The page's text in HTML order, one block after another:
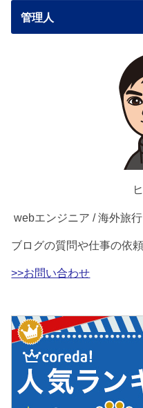
管理人
webエンジニア / 海外旅行
ブログの質問や仕事の依
>>お問い合わせ